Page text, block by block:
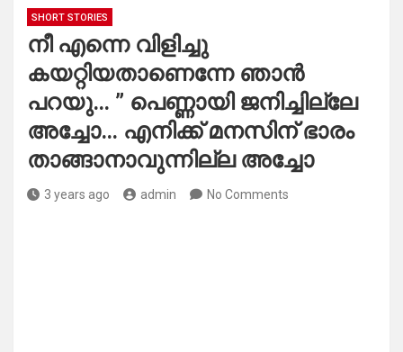
SHORT STORIES
നീ എന്നെ വിളിച്ചു
കയറ്റിയതാണെന്നേ ഞാൻ
പറയു… ” പെണ്ണായി ജനിച്ചില്ലേ
അച്ചോ… എനിക്ക് മനസിന്‌ ഭാരം
താങ്ങാനാവുന്നില്ല അച്ചോ
3 years ago admin No Comments